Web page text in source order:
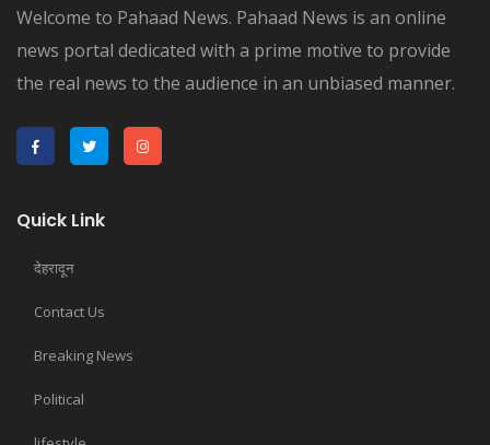
Welcome to Pahaad News. Pahaad News is an online
news portal dedicated with a prime motive to provide
the real news to the audience in an unbiased manner.
Quick Link
देहरादून
Contact Us
Breaking News
Political